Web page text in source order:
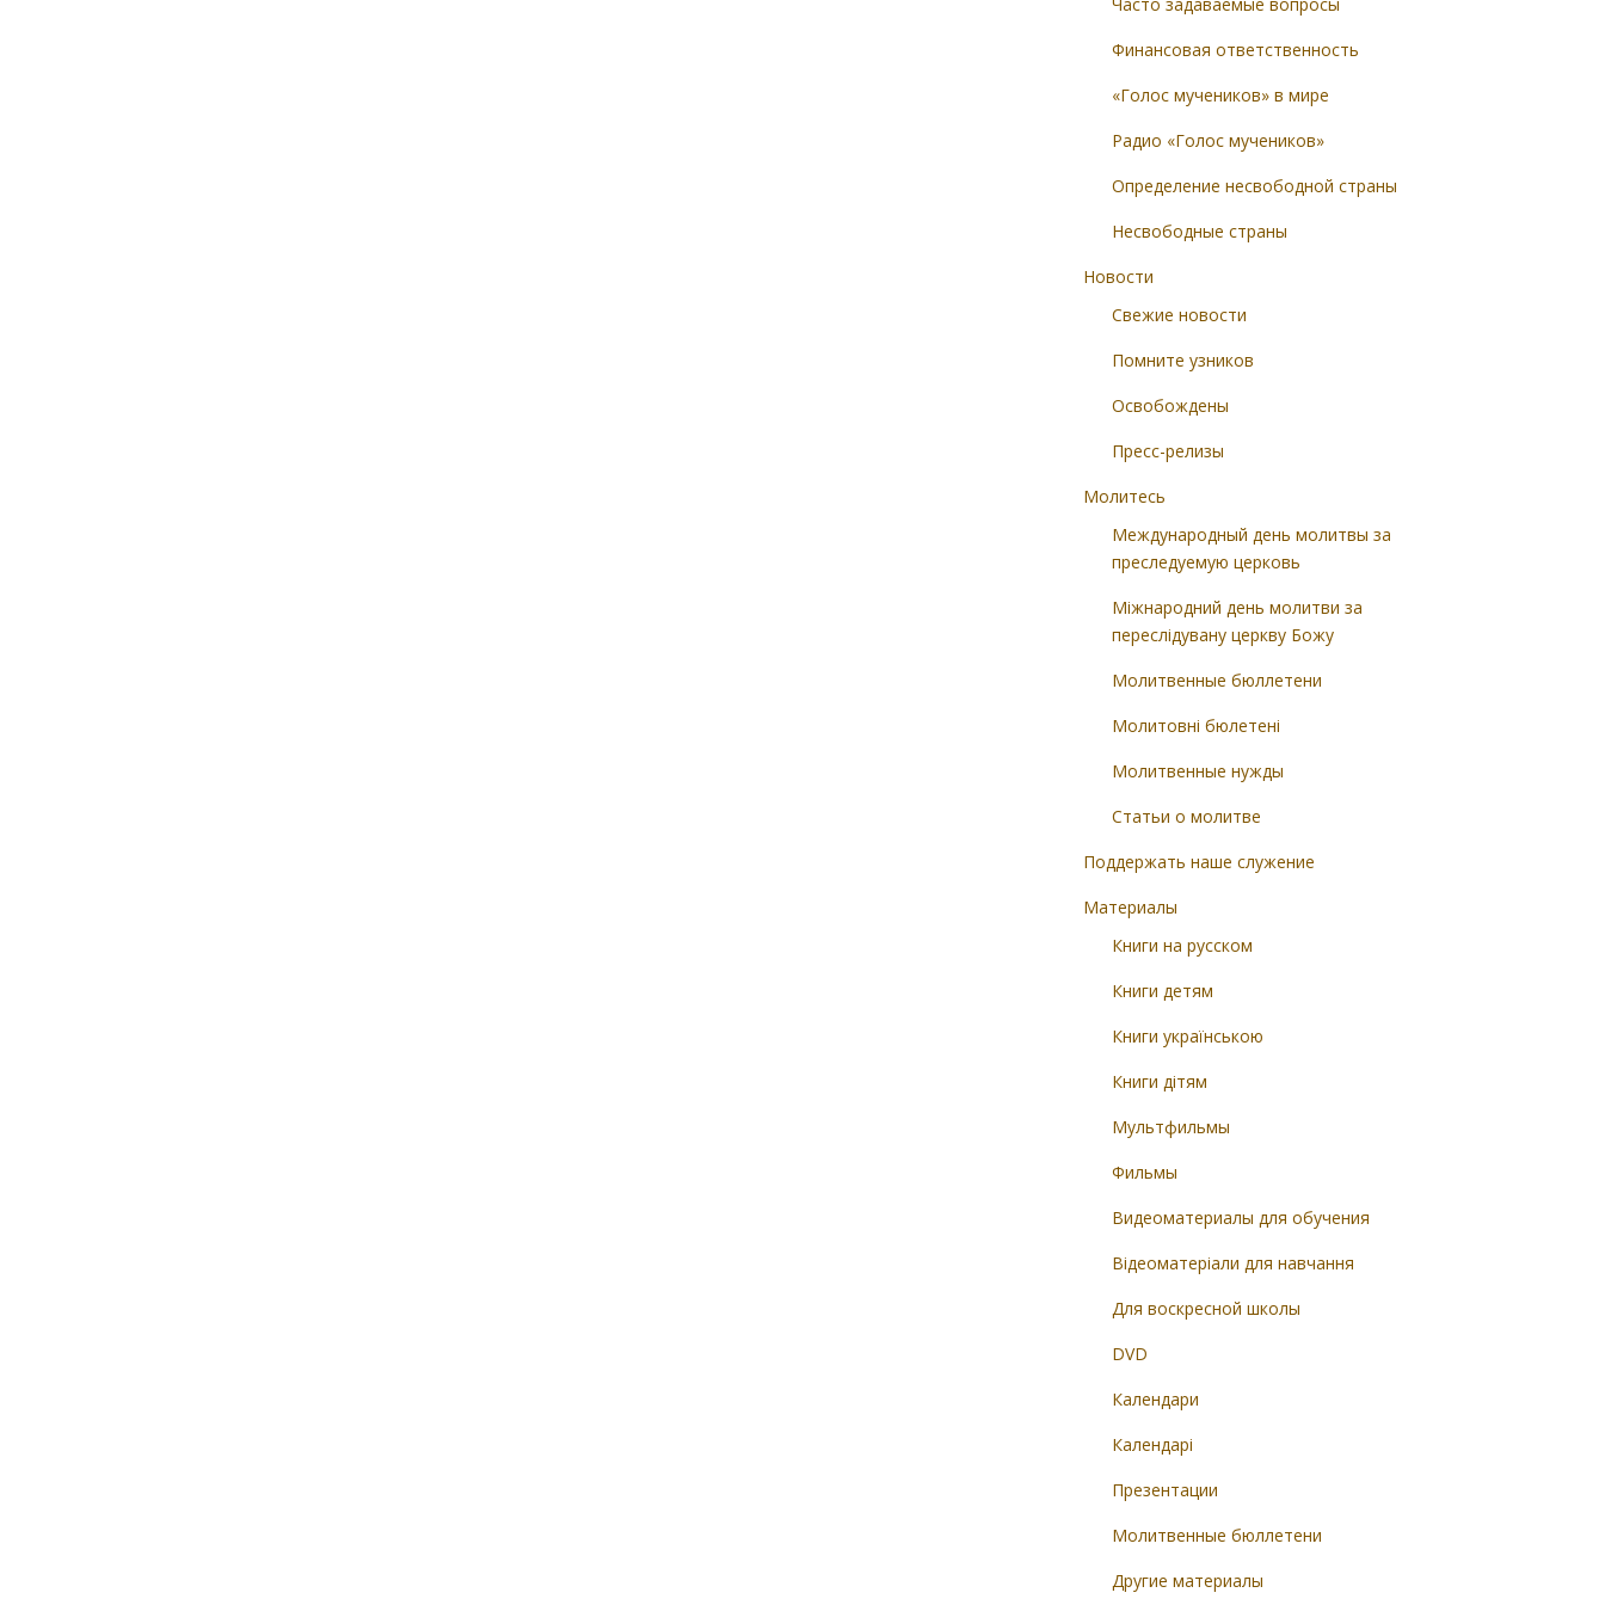
Финансовая ответственность
«Голос мучеников» в мире
Радио «Голос мучеников»
Определение несвободной страны
Несвободные страны
Новости
Свежие новости
Помните узников
Освобождены
Пресс-релизы
Молитесь
Международный день молитвы за
преследуемую церковь
Міжнародний день молитви за
переслідувану церкву Божу
Молитвенные бюллетени
Молитовні бюлетені
Молитвенные нужды
Статьи о молитве
Поддержать наше служение
Материалы
Книги на русском
Книги детям
Книги українською
Книги дітям
Мультфильмы
Фильмы
Видеоматериалы для обучения
Відеоматеріали для навчання
Для воскресной школы
DVD
Календари
Календарі
Презентации
Молитвенные бюллетени
Другие материалы